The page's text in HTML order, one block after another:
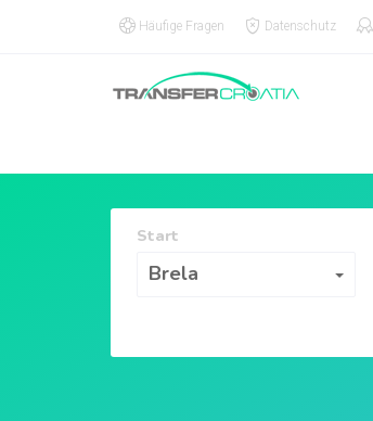
Häufige Fragen Datenschutz
Start
Brela
Start